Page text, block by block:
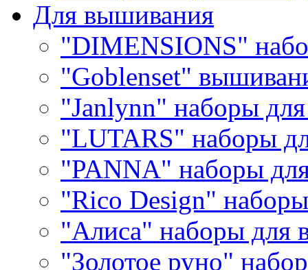
Для вышивания
"DIMENSIONS"
"Goblenset"
"Janlynn" наборы
"LUTARS" наборы
"PANNA" наборы
"Rico Design"
"Алиса" наборы для
"Золотое руно"